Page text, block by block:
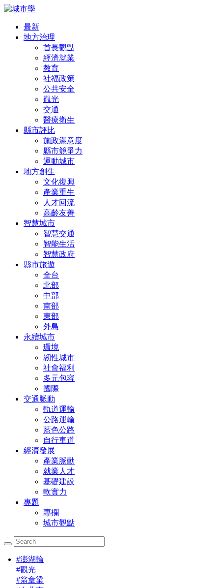
最新
地方治理
首長觀點
經濟就業
教育
社福政策
公共安全
觀光
交通
醫療衛生
縣市評比
施政滿意度
縣市競爭力
運動城市
地方創生
文化復興
產業重生
人才回流
高齡友善
智慧城市
智慧交通
智能生活
智慧政府
縣市旅遊
全台
北部
中部
南部
東部
外島
永續城市
環境
韌性城市
社會福利
多元包容
國際
交通脈動
軌道運輸
公路運輸
藍色公路
自行車道
經濟發展
產業脈動
就業人才
基礎建設
軟實力
專題
專欄
城市觀點
#澎湖輪
#觀光
#翁章梁